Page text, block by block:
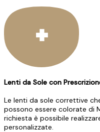
Lenti da Sole con
Le lenti da sole correttive
possono essere colorate di
richiesta è possibile
personalizzate.